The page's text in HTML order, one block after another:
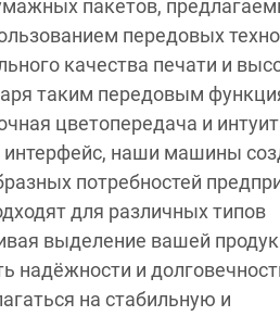
пакетов,
передовых
качества печати и
таким передовым
цветопередача и
интерфейс, наши машины
потребностей
для различных типов
выделение вашей
надёжности и
на стабильную и